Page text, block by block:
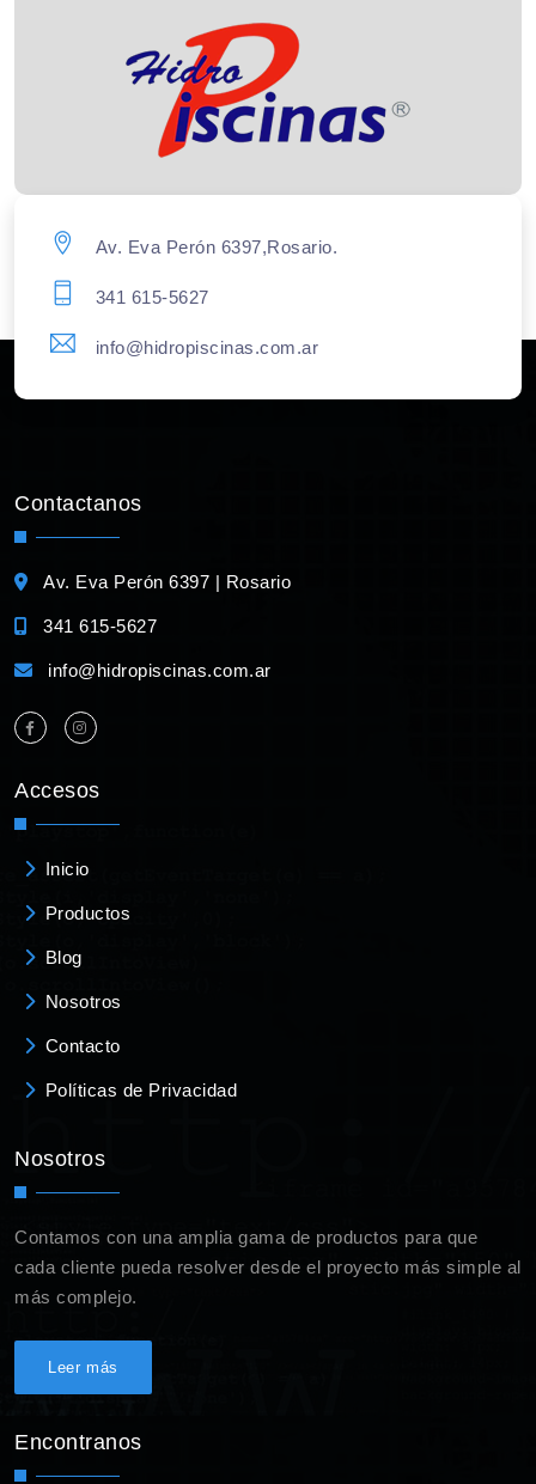
Av. Eva Perón 6397,Rosario.
341 615-5627
info@hidropiscinas.com.ar
Contactanos
Av. Eva Perón 6397 | Rosario
341 615-5627
info@hidropiscinas.com.ar
Accesos
Inicio
Productos
Blog
Nosotros
Contacto
Políticas de Privacidad
Nosotros
Contamos con una amplia gama de productos para que
cada cliente pueda resolver desde el proyecto más simple al
más complejo.
Leer más
Encontranos